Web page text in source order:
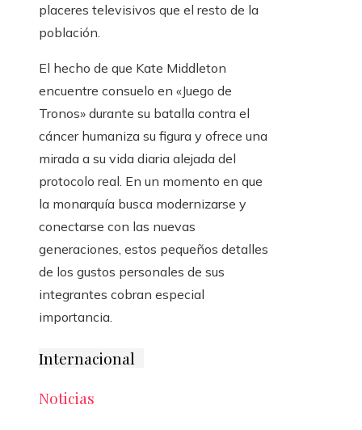
placeres televisivos que el resto de la
población.
El hecho de que Kate Middleton
encuentre consuelo en «Juego de
Tronos» durante su batalla contra el
cáncer humaniza su figura y ofrece una
mirada a su vida diaria alejada del
protocolo real. En un momento en que
la monarquía busca modernizarse y
conectarse con las nuevas
generaciones, estos pequeños detalles
de los gustos personales de sus
integrantes cobran especial
importancia.
Internacional
Noticias